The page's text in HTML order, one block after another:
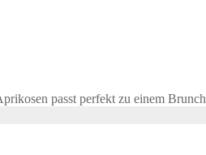
passt perfekt zu einem Brunch